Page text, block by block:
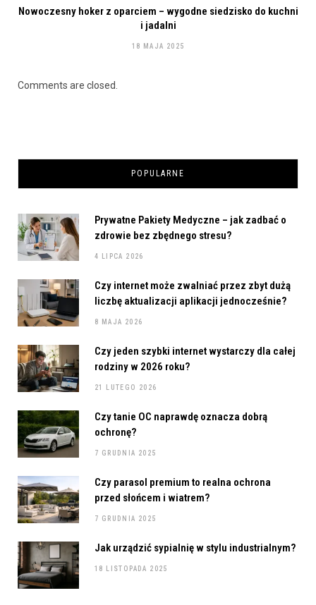
Nowoczesny hoker z oparciem – wygodne siedzisko do kuchni
i jadalni
18 MAJA 2025
Comments are closed.
POPULARNE
Prywatne Pakiety Medyczne – jak zadbać o
zdrowie bez zbędnego stresu?
4 LIPCA 2026
Czy internet może zwalniać przez zbyt dużą
liczbę aktualizacji aplikacji jednocześnie?
8 MAJA 2026
Czy jeden szybki internet wystarczy dla całej
rodziny w 2026 roku?
21 LUTEGO 2026
Czy tanie OC naprawdę oznacza dobrą
ochronę?
7 GRUDNIA 2025
Czy parasol premium to realna ochrona
przed słońcem i wiatrem?
7 GRUDNIA 2025
Jak urządzić sypialnię w stylu industrialnym?
18 LISTOPADA 2025